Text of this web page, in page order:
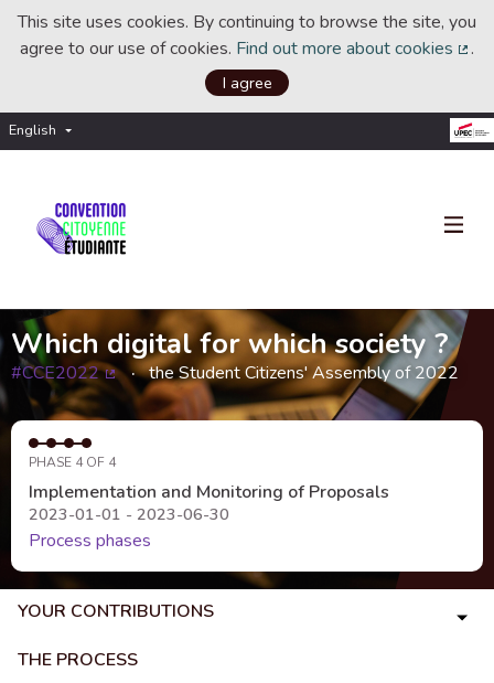
This site uses cookies. By continuing to browse the site, you
agree to our use of cookies. Find out more about cookies .
I agree
English Choisir la langue
Which digital for which society ?
#CCE2022
(External link)
the Student Citizens' Assembly of 2022
PHASE 4 OF 4
Implementation and Monitoring of Proposals
2023-01-01 - 2023-06-30
Process phases
YOUR CONTRIBUTIONS
THE PROCESS